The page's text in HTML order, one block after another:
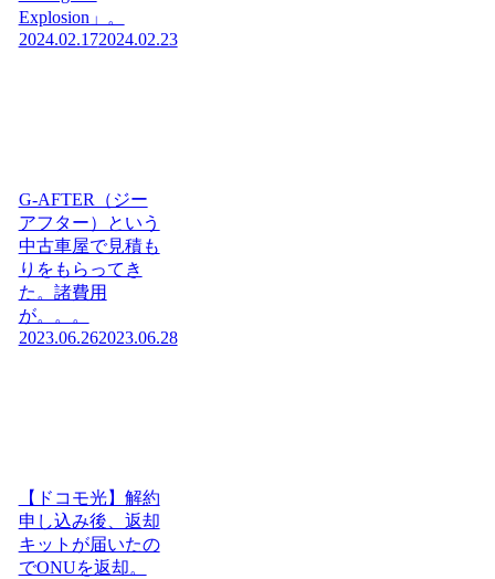
Explosion」。
2024.02.172024.02.23
G-AFTER（ジー
アフター）という
中古車屋で見積も
りをもらってき
た。諸費用
が。。。
2023.06.262023.06.28
【ドコモ光】解約
申し込み後、返却
キットが届いたの
でONUを返却。